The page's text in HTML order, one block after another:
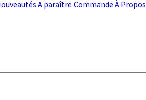
A paraître Commande À Propos